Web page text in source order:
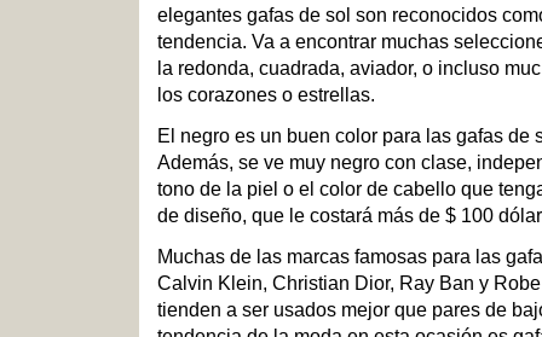
elegantes gafas de sol son reconocidos
tendencia. Va a encontrar muchas
la redonda, cuadrada, aviador, o incluso
los corazones o estrellas.
El negro es un buen color para las gafas de
Además, se ve muy negro con clase,
tono de la piel o el color de cabello que
de diseño, que le costará más de $ 100
Muchas de las marcas famosas para las
Calvin Klein, Christian Dior, Ray Ban y
tienden a ser usados mejor que pares de